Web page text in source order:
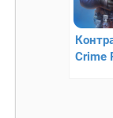
Crime